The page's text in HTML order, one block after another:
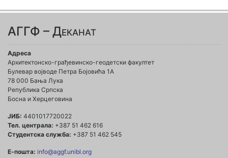
АГГФ – Деканат
Адреса
Архитектонско-грађевинско-геодетски факултет
Булевар војводе Петра Бојовића 1A
78 000 Бања Лука
Република Српска
Босна и Херцеговина
ЈИБ: 4401017720022
Тел. централа: +387 51 462 616
Студентска служба: +387 51 462 545
Е-пошта: info@aggf.unibl.org